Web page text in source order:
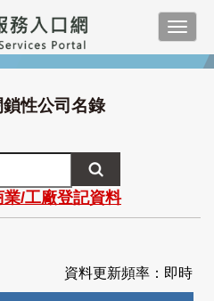
鎖性公司名錄
業/工廠登記資料
資料更新頻率：即時